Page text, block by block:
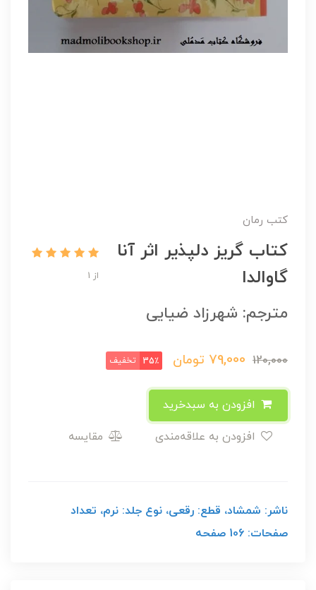
کتب رمان
کتاب گریز دلپذیر اثر آنا
گاوالدا
از 1
مترجم: شهرزاد ضیایی
120,000
79,000 تومان 35٪ تخفیف
مقایسه
ناشر: شمشاد، قطع: رقعی، نوع جلد: نرم، تعداد
صفحات: 106 صفحه